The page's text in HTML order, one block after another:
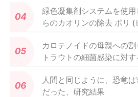
緑色凝集剤システムを使
らのカオリンの除去 ポリ
カロテノイドの母親への
トラウトの細菌感染に対
人間と同じように、恐竜
だった、研究結果